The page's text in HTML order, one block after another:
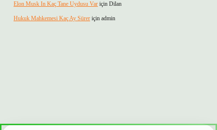
Elon Musk In Kaç Tane Uydusu Var için Dilan
Hukuk Mahkemesi Kaç Ay Sürer için admin
mi